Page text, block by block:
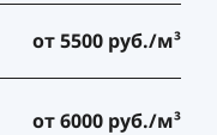
от 5500 руб./м³
от 6000 руб./м³